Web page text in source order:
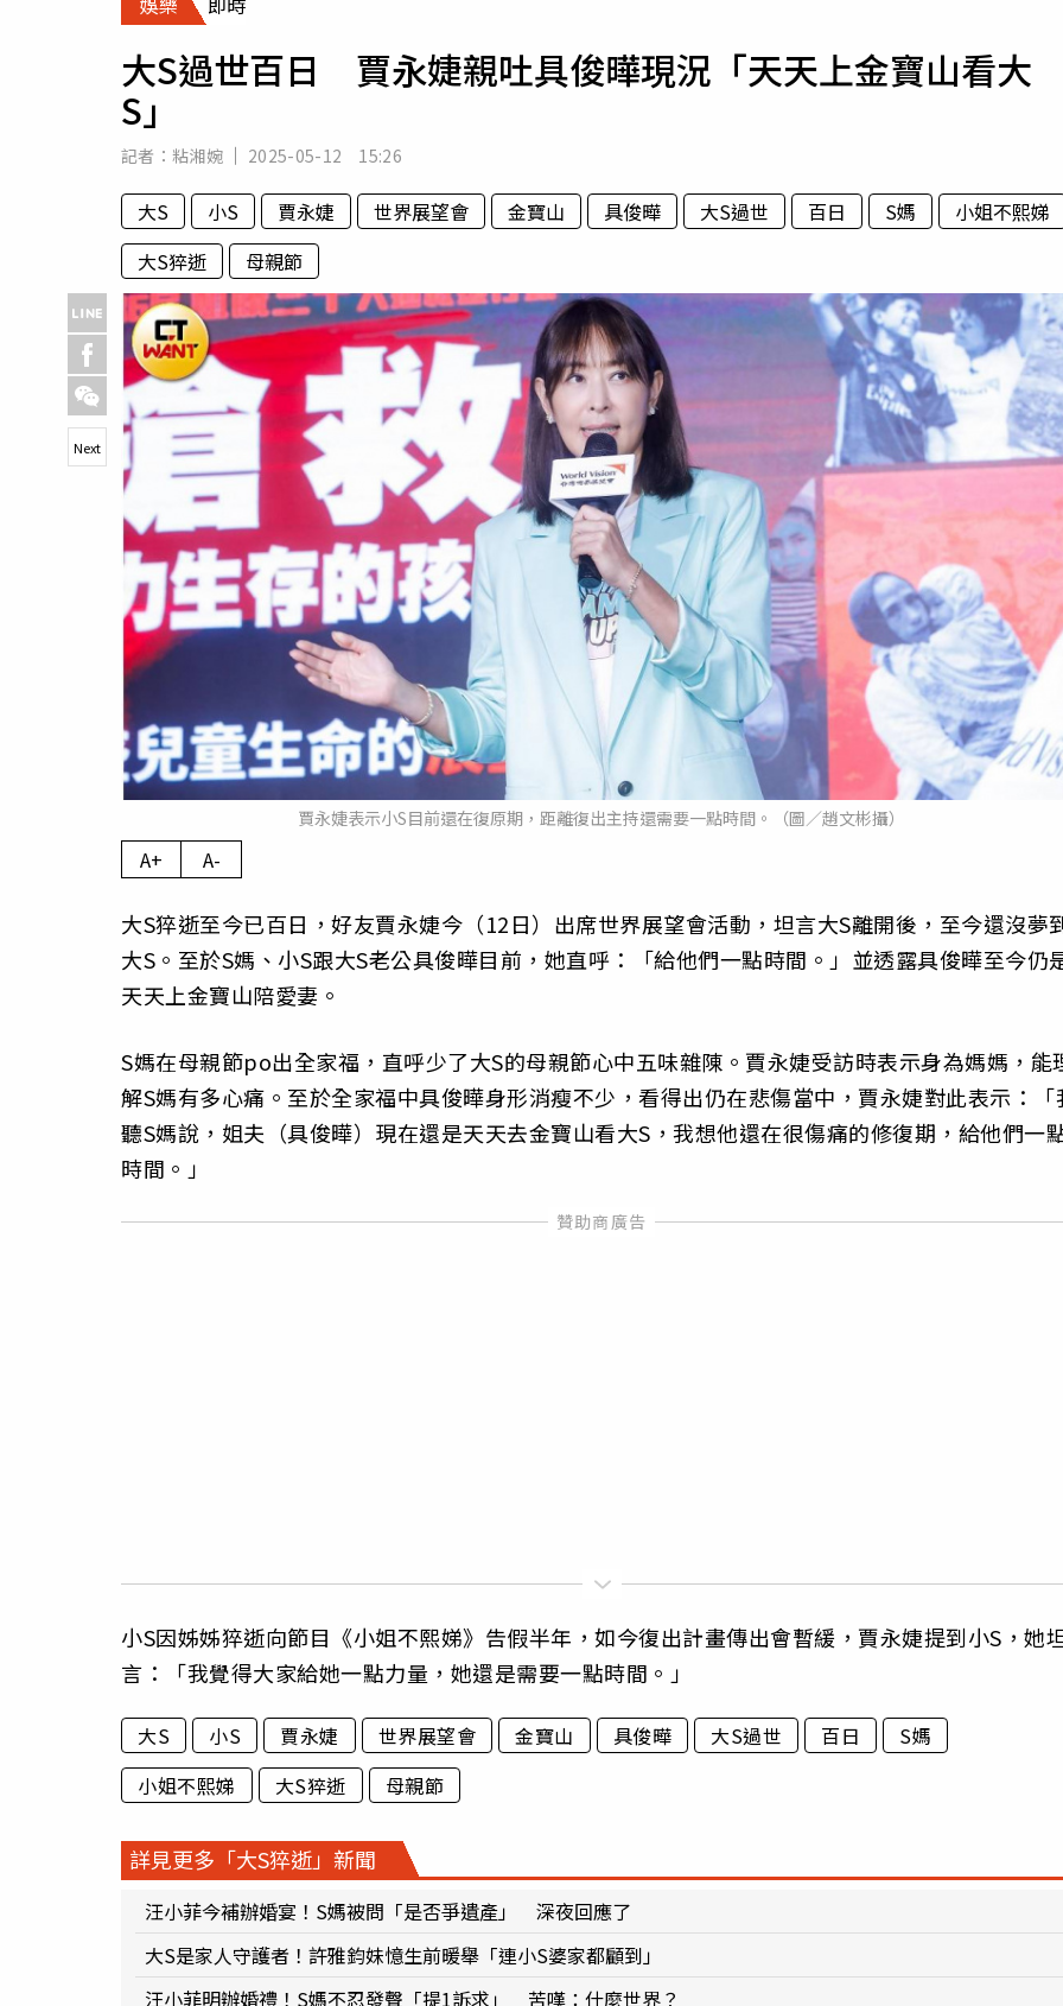
專欄
運勢
大S過世百日 賈永婕親吐具俊曄現況「天天上金寶山看大
S」
記者： 粘湘婉 2025-05-12 15:26
大S 小S 賈永婕 世界展望會 金寶山 具俊曄 大S過世 百日 S媽
小姐不熙娣
大S猝逝
母親節
賈永婕表示小S目前還在復原期，距離復出主持還需要一點時間。（圖／趙文彬攝）
Next
A+ A-
大S猝逝至今已百日，好友賈永婕今（12日）出席世界展望會活動，坦言大S離開後，至今還沒夢
大S。至於S媽、小S跟大S老公具俊曄目前，她直呼：「給他們一點時間。」並透露具俊曄至今仍
天天上金寶山陪愛妻。
S媽在母親節po出全家福，直呼少了大S的母親節心中五味雜陳。賈永婕受訪時表示身為媽媽，能
解S媽有多心痛。至於全家福中具俊曄身形消瘦不少，看得出仍在悲傷當中，賈永婕對此表示：「
聽S媽說，姐夫（具俊曄）現在還是天天去金寶山看大S，我想他還在很傷痛的修復期，給他們一
時間。」
小S因姊姊猝逝向節目《小姐不熙娣》告假半年，如今復出計畫傳出會暫緩，賈永婕提到小S，她
言：「我覺得大家給她一點力量，她還是需要一點時間。」
大S 小S 賈永婕 世界展望會 金寶山 具俊曄 大S過世 百日
S媽
小姐不熙娣
大S猝逝 母親節
詳見更多「大S猝逝」新聞
汪小菲今補辦婚宴！S媽被問「是否爭遺產」 深夜回應了
大S是家人守護者！許雅鈞妹憶生前暖舉「連小S婆家都顧到」
汪小菲明辦婚禮！S媽不忍發聲「提1訴求」 苦嘆：什麼世界？